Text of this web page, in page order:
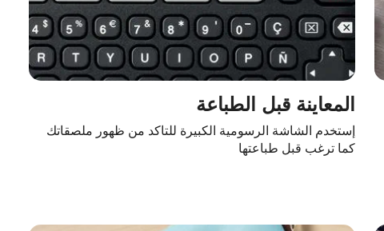
المعاينة قبل الطباعة
إستخدم الشاشة الرسومية الكبيرة للتاكد من ظهور ملصقاتك
كما ترغب قبل طباعتها